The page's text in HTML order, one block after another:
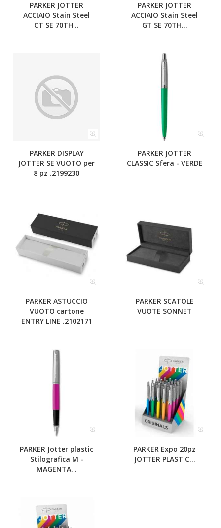
PARKER JOTTER
ACCIAIO Stain Steel
CT SE 70TH...
PARKER JOTTER
ACCIAIO Stain Steel
GT SE 70TH...
PARKER DISPLAY
JOTTER SE VUOTO per
8 pz .2199230
PARKER JOTTER
CLASSIC Sfera - VERDE
PARKER ASTUCCIO
VUOTO cartone
ENTRY LINE .2102171
PARKER SCATOLE
VUOTE SONNET
PARKER Jotter plastic
Stilografica M -
MAGENTA...
PARKER Expo 20pz
JOTTER PLASTIC...